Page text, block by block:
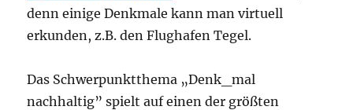
denn einige Denkmale kann man virtuell
erkunden, z.B. den Flughafen Tegel.
Das Schwerpunktthema „Denk_mal
nachhaltig” spielt auf einen der größten